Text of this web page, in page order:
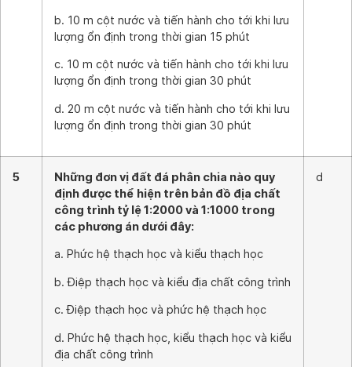
b. 10 m cột nước và tiến hành cho tới khi lưu
lượng ổn định trong thời gian 15 phút
c. 10 m cột nước và tiến hành cho tới khi lưu
lượng ổn định trong thời gian 30 phút
d. 20 m cột nước và tiến hành cho tới khi lưu
lượng ổn định trong thời gian 30 phút
5
Những đơn vị đất đá phân chia nào quy
định được thể hiện trên bản đồ địa chất
công trình tỷ lệ 1:2000 và 1:1000 trong
các phương án dưới đây:
a. Phức hệ thạch học và kiểu thạch học
b. Điệp thạch học và kiểu địa chất công trình
c. Điệp thạch học và phức hệ thạch học
d. Phức hệ thạch học, kiểu thạch học và kiểu
địa chất công trình
d